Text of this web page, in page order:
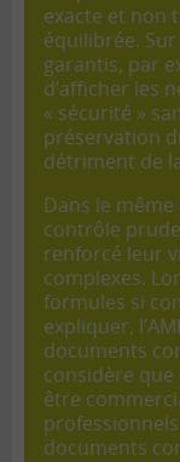
exacte et non
équilibrée.
garantis, par
d’afficher les
« sécurité »
préservation
détriment de
Dans le même
contrôle
renforcé leur
complexes.
formules si
expliquer,
documents
considère
être
documents